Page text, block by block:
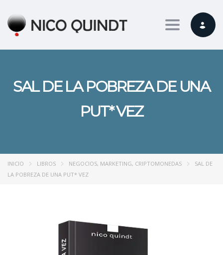
Toggle
SAL DE LA POBREZA DE UNA
PUT* VEZ
INICIO LIBROS NEGOCIOS, MARKETING, CRIPTOMONEDAS
SAL DE
LA POBREZA DE UNA PUT* VEZ